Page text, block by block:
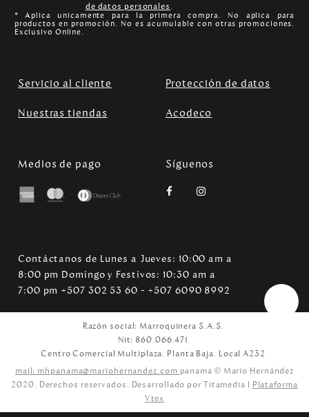
de datos personales.
* Aplica unicamente para la primera compra. No aplica para
productos en promoción. No es acumulable con otras promociones.
Exclusivo Online.
Servicio al cliente Protección de datos
Nuestras tiendas Acodeco
Medios de pago Síguenos
Contáctanos de Lunes a Jueves: 10:00 am a
8:00 pm Domingo y Festivos: 10:30 am a
7:00 pm +507 302 53 60 - +507 6090 8992
Razón social: Marroquinera S.A.S.
Nit: 860.066.471
Centro Comercial Multiplaza. Planta Baja. Local A232
mail: mhpanama@mariohernandez.com panama © Mario Hernández
2020. Derechos reservados. Desarrollado por Titamedia l Plataforma
Vtex